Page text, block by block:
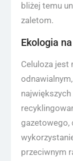
bliżej temu
zaletom.
Ekologia
Celuloza jest
gazetowego,
przeciwnym